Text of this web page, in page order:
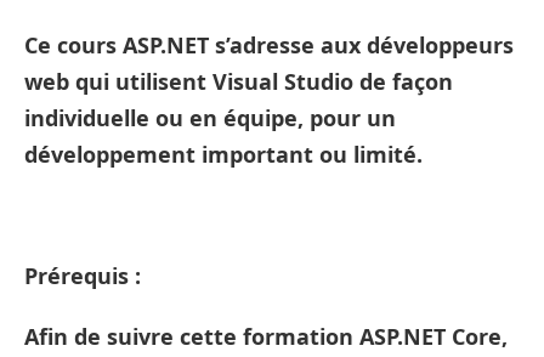
Ce cours ASP.NET s’adresse aux développeurs
web qui utilisent Visual Studio de façon
individuelle ou en équipe, pour un
développement important ou limité.
Prérequis :
Afin de suivre cette formation ASP.NET Core,